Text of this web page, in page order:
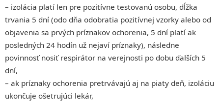
– izolácia platí len pre pozitívne testovanú osobu, dĺžka
trvania 5 dní (odo dňa odobratia pozitívnej vzorky alebo od
objavenia sa prvých príznakov ochorenia, 5 dní platí ak
posledných 24 hodín už nejaví príznaky), následne
povinnosť nosiť respirátor na verejnosti po dobu ďalších 5
dní,
– ak príznaky ochorenia pretrvávajú aj na piaty deň, izoláciu
ukončuje ošetrujúci lekár,